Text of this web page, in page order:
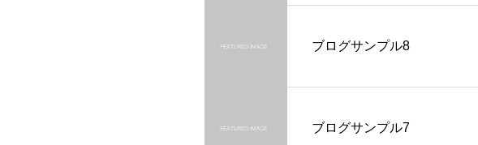
ブログサンプル8
ブログサンプル7
ブログサンプル8
ブログサンプル7